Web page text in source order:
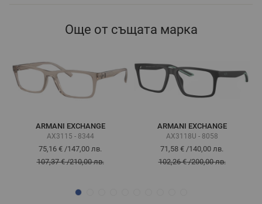
Още от същата марка
ARMANI EXCHANGE
AX3115 - 8344
75,16 € /147,00 лв.
107,37 €/210,00 лв.
ARMANI EXCHANGE
AX3118U - 8058
71,58 € /140,00 лв.
102,26 €/200,00 лв.